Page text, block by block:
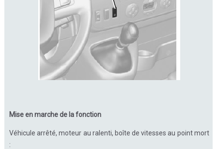
Mise en marche de la fonction
Véhicule arrêté, moteur au ralenti, boîte de vitesses au point mort
: